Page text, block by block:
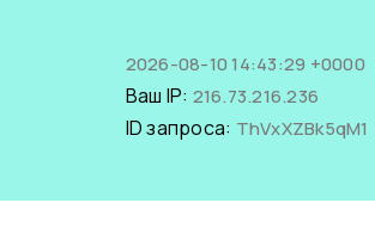
2026-08-10 14:43:29 +0000
Ваш IP: 216.73.216.236
ID запроса: ThVxXZBk5qM1